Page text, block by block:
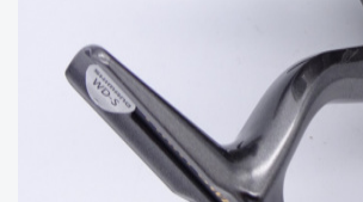
イシグロ三河安城店
イシグロ半田店
イシグロ岡崎若松店
イシグロ岡崎大樹寺店
※ルアー、エギ、
ランク表記はござ
ご確認ください。